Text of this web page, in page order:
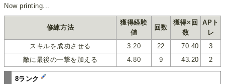
Now printing...
修練方法
獲得経験
値
回数
獲得×回
数
APト
レ
スキルを成功させる
3.20 22 70.40
3
敵に最後の一撃を加える
4.80 9 43.20 2
8ランク